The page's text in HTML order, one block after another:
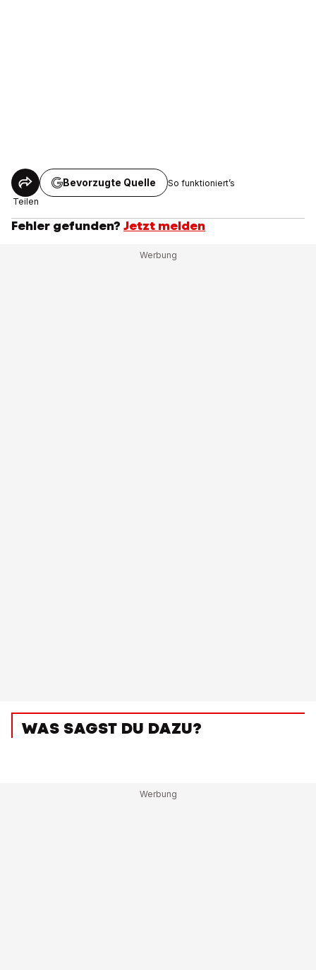
Teilen
Bevorzugte Quelle So funktioniert’s
Fehler gefunden? Jetzt melden
WAS SAGST DU DAZU?